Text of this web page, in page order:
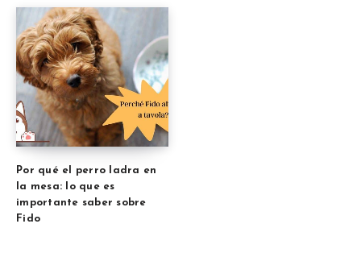
Por qué el perro ladra en
la mesa: lo que es
importante saber sobre
Fido